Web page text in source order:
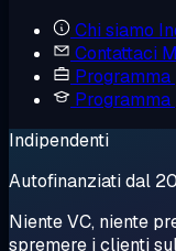
Chi siamo
Contattaci
Indipendenti
Autofinanziati dal
Niente VC, niente
spremere i clienti